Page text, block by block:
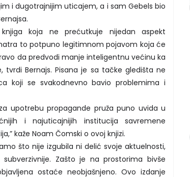
i dugotrajnijim uticajem, a i sam Gebels bio
knjiga koja ne prećutkuje nijedan aspekt
to potpuno legitimnom pojavom koja će
da predvodi manje inteligentnu većinu ka
Bernajs. Pisana je sa tačke gledišta ne
koji se svakodnevno bavio problemima i
upotrebu propagande pruža puno uvida u
i najuticajnijih institucija savremene
kaže Noam Čomski o ovoj knjizi.
što nije izgubila ni delić svoje aktuelnosti,
Zašto je na prostorima bivše
ostaće neobjašnjeno. Ovo izdanje